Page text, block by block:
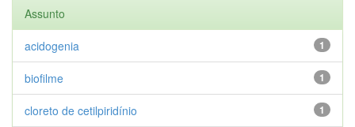
Assunto
1
acidogenia
1
biofilme
1
cloreto de cetilpiridínio